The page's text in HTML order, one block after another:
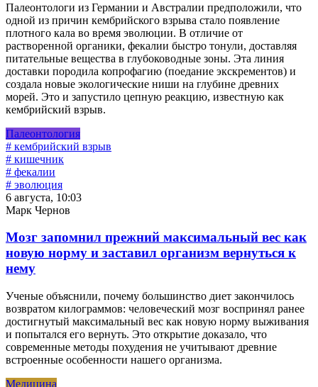
Палеонтологи из Германии и Австралии предположили, что
одной из причин кембрийского взрыва стало появление
плотного кала во время эволюции. В отличие от
растворенной органики, фекалии быстро тонули, доставляя
питательные вещества в глубоководные зоны. Эта линия
доставки породила копрофагию (поедание экскрементов) и
создала новые экологические ниши на глубине древних
морей. Это и запустило цепную реакцию, известную как
кембрийский взрыв.
Палеонтология
# кембрийский взрыв
# кишечник
# фекалии
# эволюция
6 августа, 10:03
Марк Чернов
Мозг запомнил прежний максимальный вес как
новую норму и заставил организм вернуться к
нему
Ученые объяснили, почему большинство диет закончилось
возвратом килограммов: человеческий мозг воспринял ранее
достигнутый максимальный вес как новую норму выживания
и попытался его вернуть. Это открытие доказало, что
современные методы похудения не учитывают древние
встроенные особенности нашего организма.
Медицина